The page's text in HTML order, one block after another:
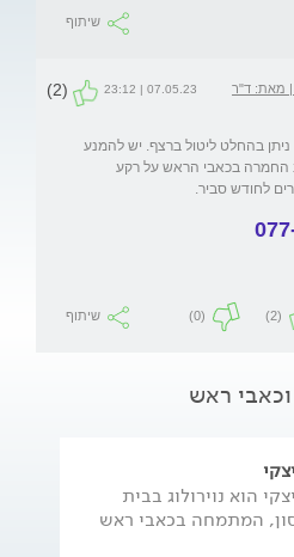
שיתוף
מאת: ד"ר
07.05.23 | 23:12
(2)
בהחלט ליטול ברצף. יש להמנע
החמרה בכאבי הראש על רקע
(2)
(0) שיתוף
ראש
הוא נוירולוג בבית
המתמחה בכאבי ראש